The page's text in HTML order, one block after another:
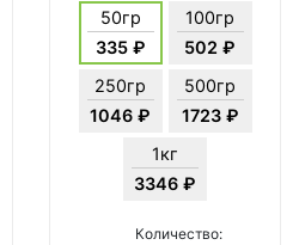
50гр
335 ₽
100гр
502 ₽
250гр
1046 ₽
500гр
1723 ₽
1кг
3346 ₽
Количество: